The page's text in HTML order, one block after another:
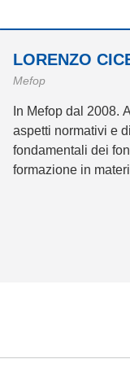
LORENZO
Mefop
In Mefop dal 2008.
aspetti normativi e
fondamentali dei
formazione in